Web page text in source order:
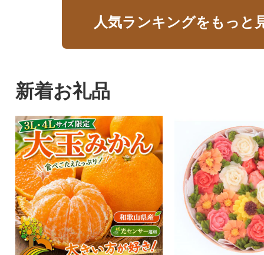
人気ランキングをもっと
新着お礼品